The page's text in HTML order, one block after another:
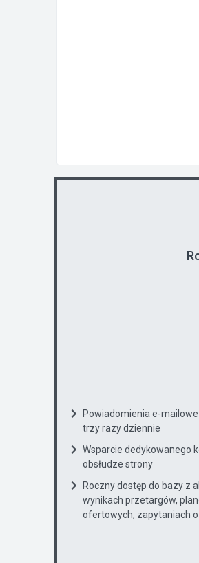
Powiadomienia e-
trzy razy dziennie
Wsparcie dedykowanego
obsłudze strony
Roczny dostęp do bazy z
wynikach przetargów,
ofertowych, zapytaniach o